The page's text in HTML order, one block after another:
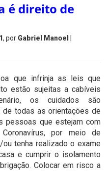
é direito de
, por Gabriel Manoel
que infrinja as leis que
estão sujeitas a cabíveis
os cuidados são
de todas as orientações de
pessoas que estejam com
por meio de
tenha realizado o exame
e cumprir o isolamento
Colocar em risco a